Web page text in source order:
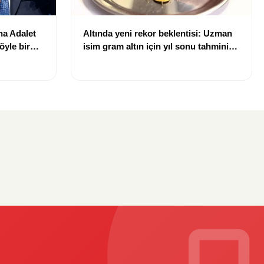
Adalet
bir
Altında yeni rekor beklentisi: Uzman
isim gram altın için yıl sonu tahminini